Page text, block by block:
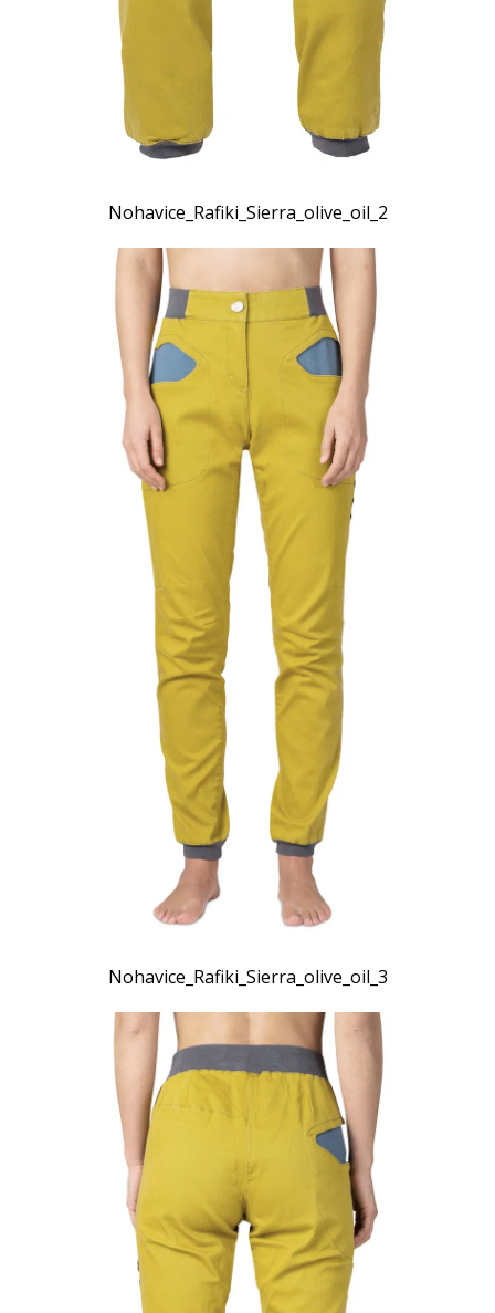
Nohavice_Rafiki_Sierra_olive_oil_2
Nohavice_Rafiki_Sierra_olive_oil_3